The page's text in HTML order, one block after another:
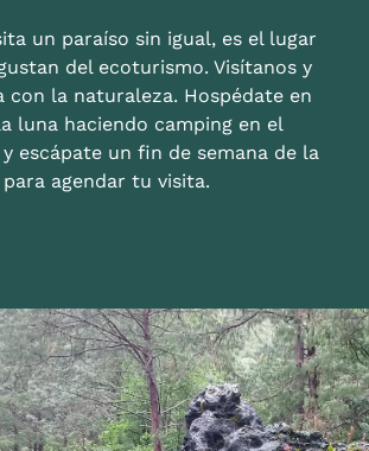
un paraíso sin igual, es el lugar
del ecoturismo. Visítanos y
la naturaleza. Hospédate en
luna haciendo camping en el
escápate un fin de semana de la
agendar tu visita.